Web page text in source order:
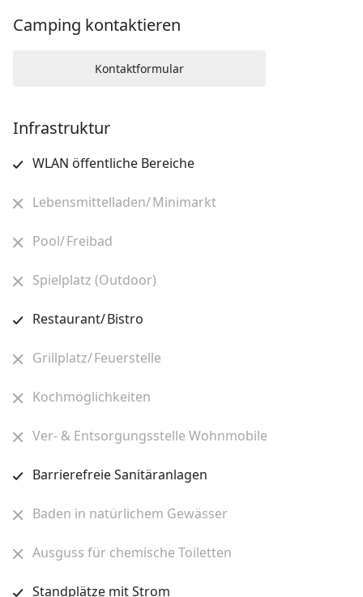
Camping kontaktieren
Kontaktformular
Infrastruktur
WLAN öffentliche Bereiche
Lebensmittelladen/ Minimarkt
Pool/ Freibad
Spielplatz (Outdoor)
Restaurant/ Bistro
Grillplatz/ Feuerstelle
Kochmöglichkeiten
Ver- & Entsorgungsstelle Wohnmobile
Barrierefreie Sanitäranlagen
Baden in natürlichem Gewässer
Ausguss für chemische Toiletten
Standplätze mit Strom